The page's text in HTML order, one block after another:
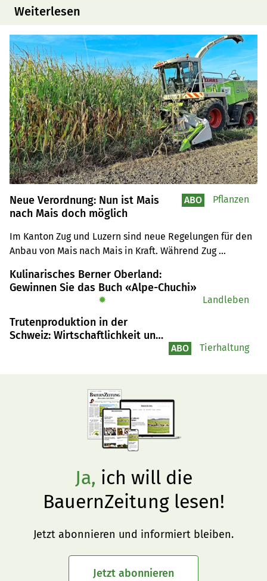
Weiterlesen
Neue Verordnung: Nun ist Mais
nach Mais doch möglich
Im Kanton Zug und Luzern sind neue Regelungen für den
Anbau von Mais nach Mais in Kraft. Während Zug
Ausnahmeregelung gewährt, bleibt im Luzern die
häufigere Maiskultur trotz drohender Restriktionen bis
ABO Pflanzen
Kulinarisches Berner Oberland:
Gewinnen Sie das Buch «Alpe-Chuchi»
✹ Landleben
Trutenproduktion in der
Schweiz: Wirtschaftlichkeit und
Tierhaltung
ABO
Ja, ich will die
BauernZeitung lesen!
Jetzt abonnieren und informiert bleiben.
Jetzt abonnieren